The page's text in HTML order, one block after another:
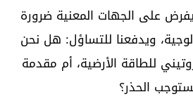
يفرض على الجهات المعنية ضرورة
ويدفعنا للتساؤل: هل نحن
للطاقة الأرضية، أم مقدمة
الحذر؟